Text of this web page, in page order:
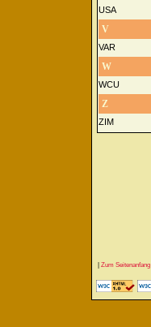
USA
V
VAR
W
WCU
Z
ZIM
| Zum Seitenanfang